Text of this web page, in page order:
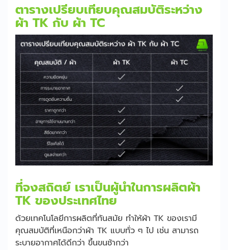
ตารางเปรียบเทียบคุณสมบัติระหว่าง
ผ้า TK กับ ผ้า TC
ที่จงสถิตย์ เราเป็นผู้นำในการผลิตผ้า
TK ของประเทศไทย
ด้วยเทคโนโลยีการผลิตที่ทันสมัย ทำให้ผ้า TK ของเรามี
คุณสมบัติที่เหนือกว่าผ้า TK แบบทั่ว ๆ ไป เช่น สามารถ
ระบายอากาศได้ดีกว่า ขึ้นขนช้ากว่า